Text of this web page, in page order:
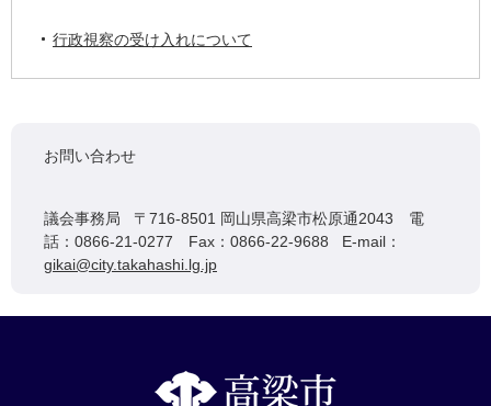
行政視察の受け入れについて
お問い合わせ
議会事務局 〒716-8501 岡山県高梁市松原通2043 電
話：0866-21-0277 Fax：0866-22-9688 E-mail：
gikai@city.takahashi.lg.jp